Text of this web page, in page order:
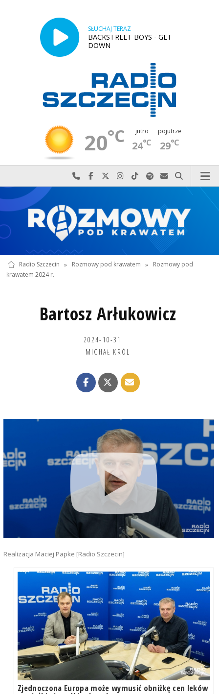
SŁUCHAJ TERAZ
BACKSTREET BOYS - GET
DOWN
20°C jutro
24°C
pojutrze
29°C
Najlepiej po prostu do nas zadzwoń
Odwiedź nas na Facebook-u
Odwiedź nas na X
Odwiedź nas na Instagram-ie
Odwiedź nas na TikTok-u
Szukaj nas na Spotify
Wyślij do nas
Szukaj
Radio Szczecin » Rozmowy pod krawatem »
Rozmowy pod
krawatem 2024 r.
Bartosz Arłukowicz
2024-10-31
MICHAŁ KRÓL
Realizacja Maciej Papke [Radio Szczecin]
Zjednoczona Europa może wymusić obniżkę cen leków